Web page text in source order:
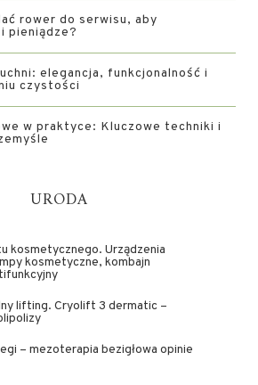
rower do serwisu, aby
pieniądze?
elegancja, funkcjonalność i
czystości
w praktyce: Kluczowe techniki i
URODA
kosmetycznego. Urządzenia
kosmetyczne, kombajn
lifting. Cryolift 3 dermatic –
– mezoterapia bezigłowa opinie